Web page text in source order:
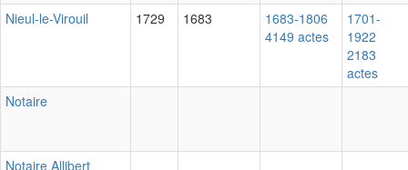
Nieul-le-Virouil
1729 1683
1683-1806
4149 actes
1701-
1922
2183
actes
Notaire
Notaire Allibert